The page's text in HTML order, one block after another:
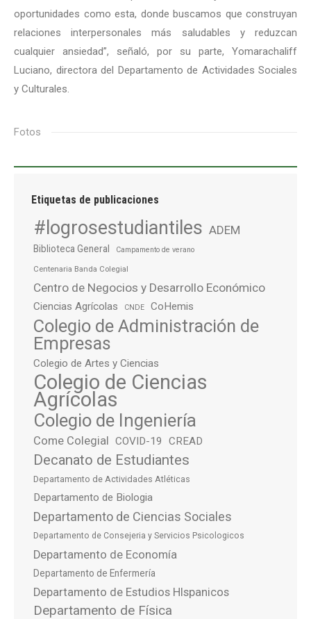
oportunidades como esta, donde buscamos que construyan
relaciones interpersonales más saludables y reduzcan
cualquier ansiedad”, señaló, por su parte, Yomarachaliff
Luciano, directora del Departamento de Actividades Sociales
y Culturales.
Fotos
Etiquetas de publicaciones
#logrosestudiantiles ADEM
Biblioteca General Campamento de verano
Centenaria Banda Colegial
Centro de Negocios y Desarrollo Económico
Ciencias Agrícolas CNDE CoHemis
Colegio de Administración de
Empresas
Colegio de Artes y Ciencias
Colegio de Ciencias
Agrícolas
Colegio de Ingeniería
Come Colegial COVID-19 CREAD
Decanato de Estudiantes
Departamento de Actividades Atléticas
Departamento de Biologia
Departamento de Ciencias Sociales
Departamento de Consejeria y Servicios Psicologicos
Departamento de Economía
Departamento de Enfermería
Departamento de Estudios HIspanicos
Departamento de Física